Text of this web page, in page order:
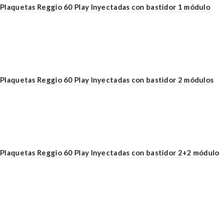
Plaquetas Reggio 60 Play Inyectadas con bastidor 1 módulo
Plaquetas Reggio 60 Play Inyectadas con bastidor 2 módulos
Plaquetas Reggio 60 Play Inyectadas con bastidor 2+2